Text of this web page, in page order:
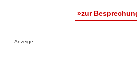
»zur
Anzeige